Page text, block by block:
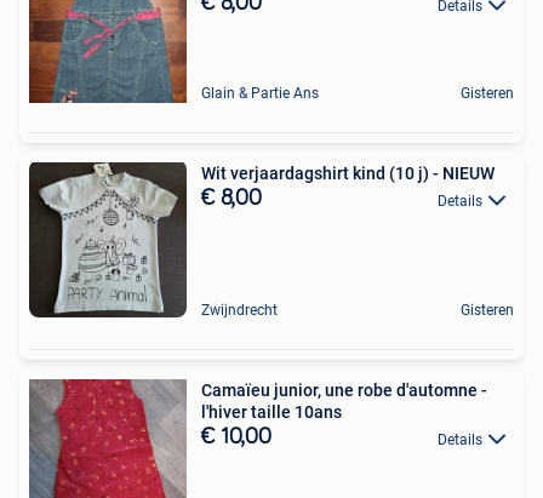
Details
Glain & Partie Ans Gisteren
Wit verjaardagshirt kind (10 j) - NIEUW
€ 8,00 Details
Zwijndrecht Gisteren
Camaïeu junior, une robe d'automne -
l'hiver taille 10ans
€ 10,00 Details